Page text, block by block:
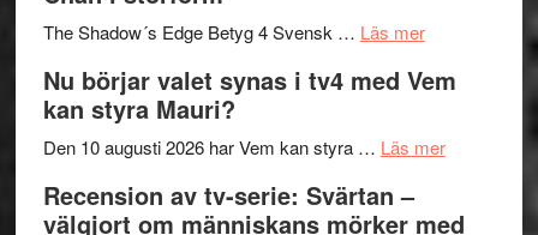
Scensommar
Artipelag
samtal
teater
The Shadow´s Edge Betyg 4 Svensk … Läs merom
Filmrecension:
The
´s
Nu börjar valet synas i tv4 med Vem
kan styra Mauri?
Den 10 augusti 2026 har Vem kan styra … Läs merom
Recension av tv-serie: Svärtan –
välgjort om människans mörker med